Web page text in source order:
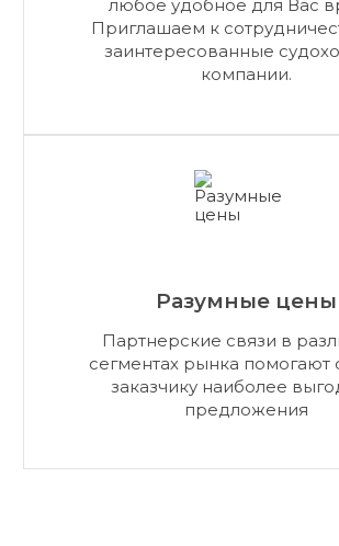
любое удобное для Вас
Приглашаем к
заинтересованные
компании.
Разумные цены
Партнерские связи в
сегментах рынка помогают
заказчику наиболее
предложения